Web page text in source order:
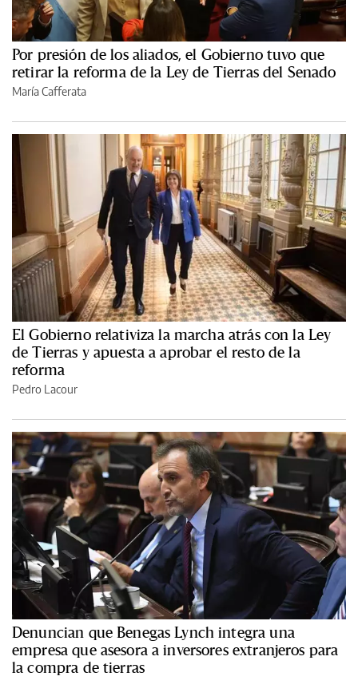
Por presión de los aliados, el Gobierno tuvo que
retirar la reforma de la Ley de Tierras del Senado
María Cafferata
El Gobierno relativiza la marcha atrás con la Ley
de Tierras y apuesta a aprobar el resto de la
reforma
Pedro Lacour
Denuncian que Benegas Lynch integra una
empresa que asesora a inversores extranjeros para
la compra de tierras